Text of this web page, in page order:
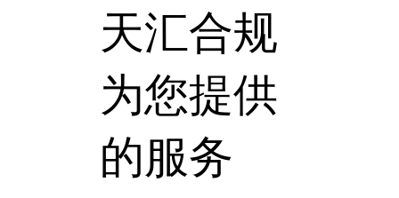
天汇合规
为您提供
的服务